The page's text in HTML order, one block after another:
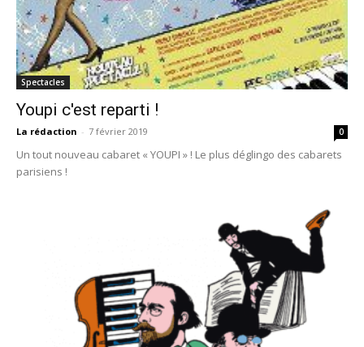
Spectacles
Youpi c'est reparti !
La rédaction - 7 février 2019 0
Un tout nouveau cabaret « YOUPI » ! Le plus déglingo des cabarets
parisiens !